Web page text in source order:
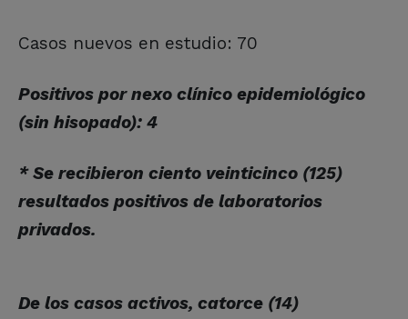
Casos nuevos en estudio: 70
Positivos por nexo clínico epidemiológico
(sin hisopado): 4
* Se recibieron ciento veinticinco (125)
resultados positivos de laboratorios
privados.
De los casos activos, catorce (14)